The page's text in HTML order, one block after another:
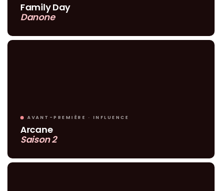
Family Day
Danone
AVANT-PREMIÈRE · INFLUENCE
Arcane
Saison 2